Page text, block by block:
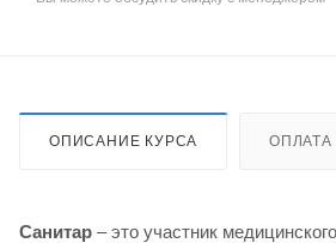
ОПИСАНИЕ КУРСА
Санитар – это участник